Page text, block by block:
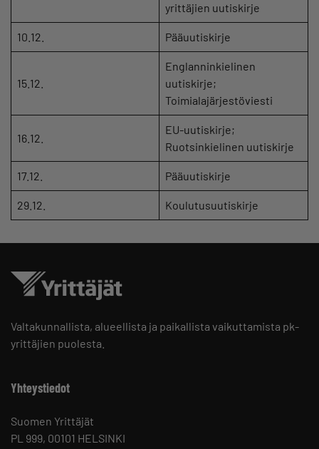
yrittäjien uutiskirje
10.12. Pääuutiskirje
15.12.
Englanninkielinen
uutiskirje;
Toimialajärjestöviesti
16.12.
EU-uutiskirje;
Ruotsinkielinen uutiskirje
17.12. Pääuutiskirje
29.12. Koulutusuutiskirje
Valtakunnallista, alueellista ja paikallista vaikuttamista pk-
yrittäjien puolesta.
Yhteystiedot
Suomen Yrittäjät
PL 999, 00101 HELSINKI